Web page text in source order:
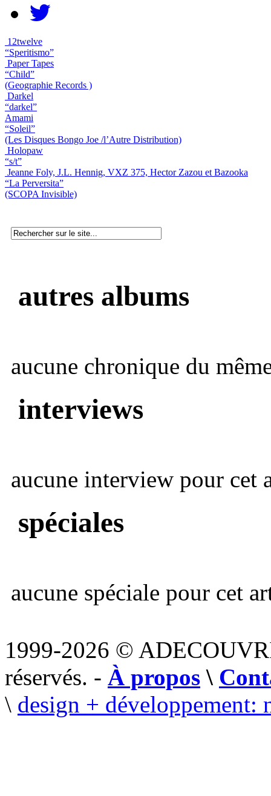
12twelve
“Speritismo”
Paper Tapes
“Child”
(Geographie Records )
Darkel
“darkel”
Amami
“Soleil”
(Les Disques Bongo Joe /l’Autre Distribution)
Holopaw
“s/t”
Jeanne Foly, J.L. Hennig, VXZ 375, Hector Zazou et Bazooka
“La Perversita”
(SCOPA Invisible)
autres albums
aucune chronique du
interviews
aucune interview pour cet
spéciales
aucune spéciale pour cet
1999-2026 ©
réservés. - À propos \
\ design + développement: